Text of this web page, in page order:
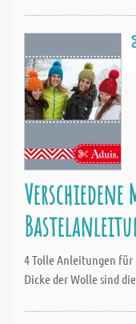
4 Tolle Anleitungen
Dicke der Wolle sind